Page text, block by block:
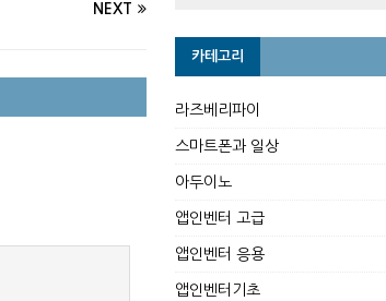
NEXT
카테고리
라즈베리파이
스마트폰과 일상
아두이노
앱인벤터 고급
앱인벤터 응용
앱인벤터기초